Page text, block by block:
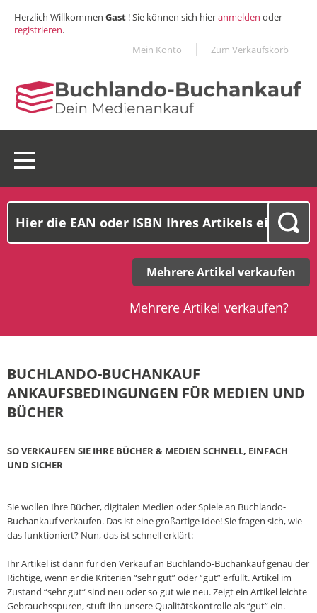
Herzlich Willkommen Gast ! Sie können sich hieranmelden oder
registrieren.
Mein Konto
Zum Verkaufskorb
Mehrere Artikel verkaufen
Mehrere Artikel verkaufen?
BUCHLANDO-BUCHANKAUF
ANKAUFSBEDINGUNGEN FÜR MEDIEN UND
BÜCHER
SO VERKAUFEN SIE IHRE BÜCHER & MEDIEN SCHNELL, EINFACH
UND SICHER
Sie wollen Ihre Bücher, digitalen Medien oder Spiele an Buchlando-
Buchankauf verkaufen. Das ist eine großartige Idee! Sie fragen sich, wie
das funktioniert? Nun, das ist schnell erklärt:
Ihr Artikel ist dann für den Verkauf an Buchlando-Buchankauf genau der
Richtige, wenn er die Kriterien “sehr gut” oder “gut” erfüllt. Artikel im
Zustand “sehr gut“ sind neu oder so gut wie neu. Zeigt ein Artikel leichte
Gebrauchsspuren, stuft ihn unsere Qualitätskontrolle als “gut” ein.